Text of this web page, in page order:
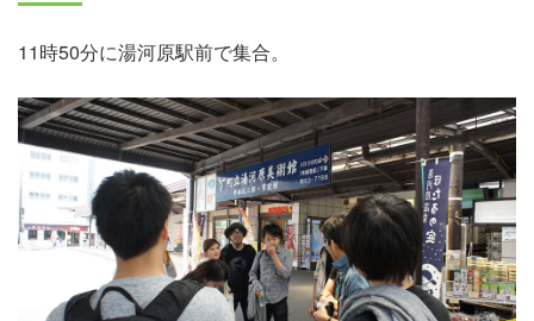
11時50分に湯河原駅前で集合。